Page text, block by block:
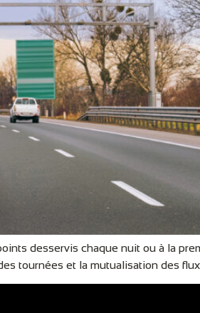
desservis chaque nuit ou à la
tournées et la mutualisation des